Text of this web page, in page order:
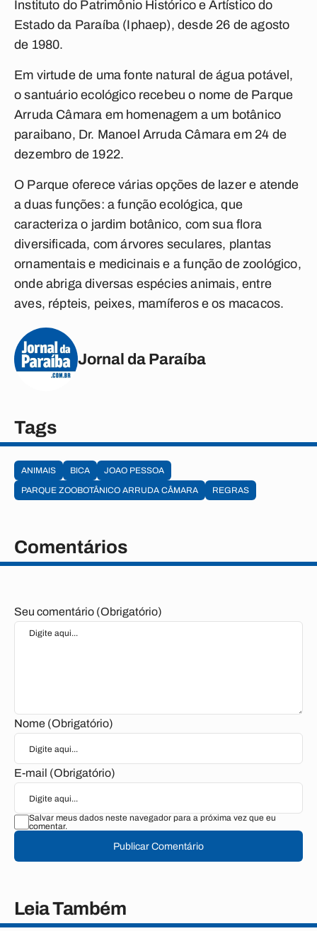
Instituto do Patrimônio Histórico e Artístico do
Estado da Paraíba (Iphaep), desde 26 de agosto
de 1980.
Em virtude de uma fonte natural de água potável,
o santuário ecológico recebeu o nome de Parque
Arruda Câmara em homenagem a um botânico
paraibano, Dr. Manoel Arruda Câmara em 24 de
dezembro de 1922.
O Parque oferece várias opções de lazer e atende
a duas funções: a função ecológica, que
caracteriza o jardim botânico, com sua flora
diversificada, com árvores seculares, plantas
ornamentais e medicinais e a função de zoológico,
onde abriga diversas espécies animais, entre
aves, répteis, peixes, mamíferos e os macacos.
Jornal da Paraíba
Tags
ANIMAIS BICA
JOAO PESSOA
PARQUE ZOOBOTÂNICO ARRUDA CÂMARA
REGRAS
Comentários
Seu comentário (Obrigatório)
Nome (Obrigatório)
E-mail (Obrigatório)
Salvar meus dados neste navegador para a próxima vez que eu
comentar.
Publicar Comentário
Leia Também